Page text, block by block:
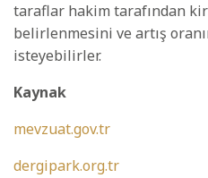
taraflar hakim tarafından
belirlenmesini ve artış
isteyebilirler.
Kaynak
mevzuat.gov.tr
dergipark.org.tr